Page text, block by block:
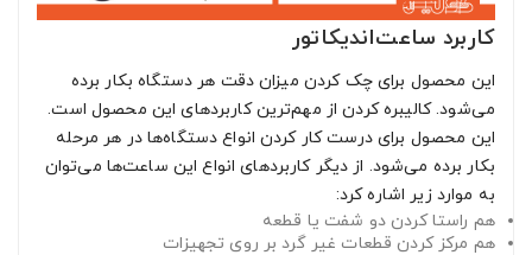
کاربرد ساعت‌اندیکاتور
این محصول برای چک کردن میزان دقت هر دستگاه بکار برده
می‌شود. کالیبره کردن از مهم‌ترین کاربردهای این محصول است.
این محصول برای درست کار کردن انواع دستگاه‌ها در هر مرحله
بکار برده می‌شود. از دیگر کاربردهای انواع این ساعت‌ها می‌توان
به موارد زیر اشاره کرد:
هم راستا کردن دو شفت یا قطعه
هم مرکز کردن قطعات غیر گرد بر روی تجهیزات